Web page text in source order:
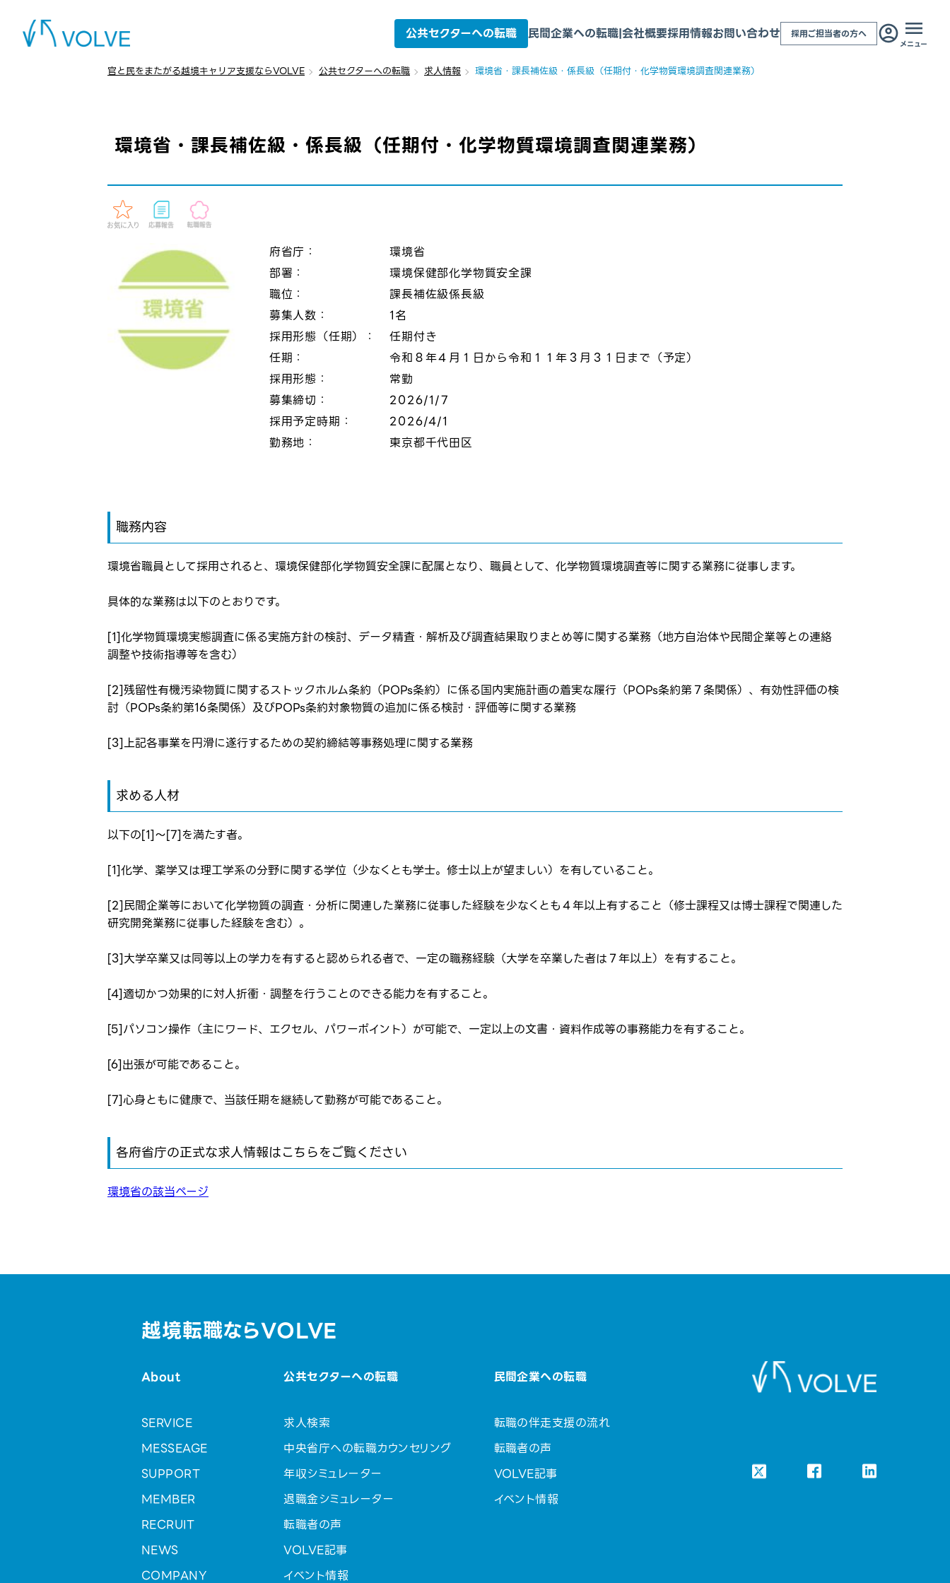
公共セクターへの転職 民間企業への転職|会社概要採用情報お問い合わせ 採用ご担当者の方へ
メニュー
応募した方へ
応募し、転職を決めた方
ログイン
お気に入り登録にはログインが必要です
パスワード
官と民をまたがる越境キャリア支援ならVOLVE 公共セクターへの転職 求人情報 環境省・課長補佐級・係長級（任期付・化学物質環境調査関連業務）
環境省・課長補佐級・係長級（任期付・化学物質環境調査関連業務）
府省庁：
環境省
部署：
環境保健部化学物質安全課
職位：
課長補佐級係長級
募集人数：
1名
採用形態（任期）：
任期付き
任期：
令和８年４月１日から令和１１年３月３１日まで（予定）
採用形態：
常勤
募集締切：
2026/1/7
採用予定時期：
2026/4/1
勤務地：
東京都千代田区
職務内容
環境省職員として採用されると、環境保健部化学物質安全課に配属となり、職員として、化学物質環境調査等に関する業務に従事します。
具体的な業務は以下のとおりです。
[1]化学物質環境実態調査に係る実施方針の検討、データ精査・解析及び調査結果取りまとめ等に関する業務（地方自治体や民間企業等との連絡
調整や技術指導等を含む）
[2]残留性有機汚染物質に関するストックホルム条約（POPs条約）に係る国内実施計画の着実な履行（POPs条約第７条関係）、有効性評価の検
討（POPs条約第16条関係）及びPOPs条約対象物質の追加に係る検討・評価等に関する業務
[3]上記各事業を円滑に遂行するための契約締結等事務処理に関する業務
求める人材
以下の[1]～[7]を満たす者。
[1]化学、薬学又は理工学系の分野に関する学位（少なくとも学士。修士以上が望ましい）を有していること。
[2]民間企業等において化学物質の調査・分析に関連した業務に従事した経験を少なくとも４年以上有すること（修士課程又は博士課程で関連した
研究開発業務に従事した経験を含む）。
[3]大学卒業又は同等以上の学力を有すると認められる者で、一定の職務経験（大学を卒業した者は７年以上）を有すること。
[4]適切かつ効果的に対人折衝・調整を行うことのできる能力を有すること。
[5]パソコン操作（主にワード、エクセル、パワーポイント）が可能で、一定以上の文書・資料作成等の事務能力を有すること。
[6]出張が可能であること。
[7]心身ともに健康で、当該任期を継続して勤務が可能であること。
各府省庁の正式な求人情報はこちらをご覧ください
環境省の該当ページ
越境転職ならVOLVE
About
SERVICE
MESSEAGE
SUPPORT
MEMBER
RECRUIT
NEWS
COMPANY
公共セクターへの転職
求人検索
中央省庁への転職カウンセリング
年収シミュレーター
退職金シミュレーター
転職者の声
VOLVE記事
イベント情報
民間企業への転職
転職の伴走支援の流れ
転職者の声
VOLVE記事
イベント情報